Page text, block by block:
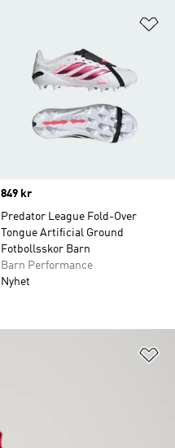
Price
849 kr
Predator League Fold-Over
Tongue Artificial Ground
Fotbollsskor Barn
Barn Performance
Nyhet